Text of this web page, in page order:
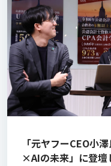
「元ヤフーCEO小
×AIの未来」に登壇